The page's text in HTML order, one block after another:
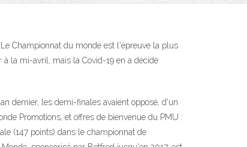
Championnat du monde est l'épreuve la plus
la mi-avril, mais la Covid-19 en a décidé
dernier, les demi-finales avaient opposé, d'un
Promotions, et offres de bienvenue du PMU :
(147 points) dans le championnat de